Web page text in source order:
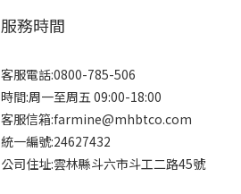
服務時間
客服電話:0800-785-506
時間:周一至周五 09:00-18:00
客服信箱:farmine@mhbtco.com
統一編號:24627432
公司住址:雲林縣斗六市斗工二路45號